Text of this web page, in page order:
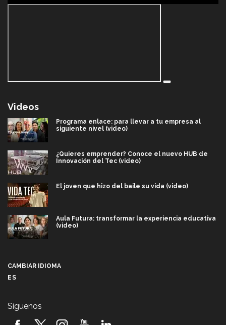
Videos
Programa enlace: para llevar a tu empresa al
siguiente nivel (video)
¿Quieres emprender? Conoce el nuevo HUB de
Innovación del Tec (video)
El joven que hizo del baile su vida (video)
Aula Futura: transformar la experiencia educativa
(video)
2026! (video)
CAMBIAR IDIOMA
ES
Síguenos